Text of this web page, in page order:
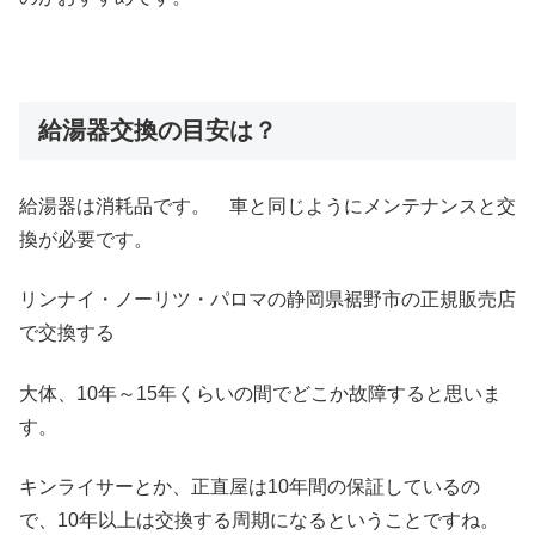
給湯器交換の目安は？
給湯器は消耗品です。 車と同じようにメンテナンスと交
換が必要です。
リンナイ・ノーリツ・パロマの静岡県裾野市の正規販売店
で交換する
大体、10年～15年くらいの間でどこか故障すると思いま
す。
キンライサーとか、正直屋は10年間の保証しているの
で、10年以上は交換する周期になるということですね。